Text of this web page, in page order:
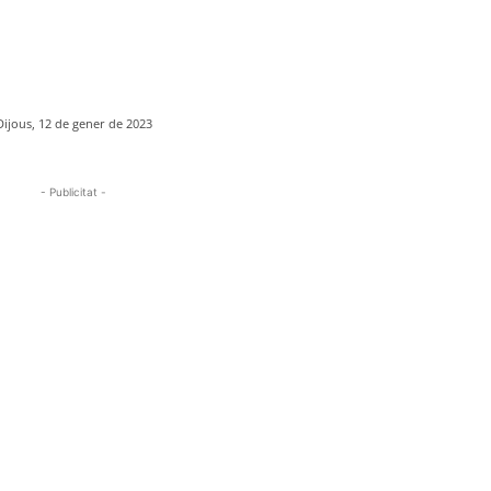
12 de gener de 2023
- Publicitat -